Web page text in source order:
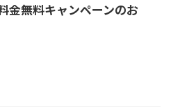
金無料キャンペーンのお